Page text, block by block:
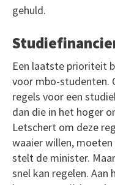
gehuld.
Een laatste prioriteit
voor mbo-studenten.
regels voor een
dan die in het hoger
Letschert om deze
waaier willen,
stelt de minister.
snel kan regelen. Aan